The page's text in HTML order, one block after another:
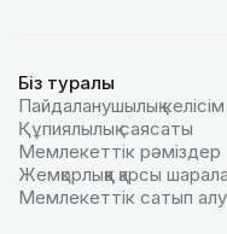
Біз туралы
Пайдаланушылық келiciм
Құпиялылық саясаты
Мемлекеттік рәміздер
Жемқорлыққа қарсы
Мемлекеттік сатып